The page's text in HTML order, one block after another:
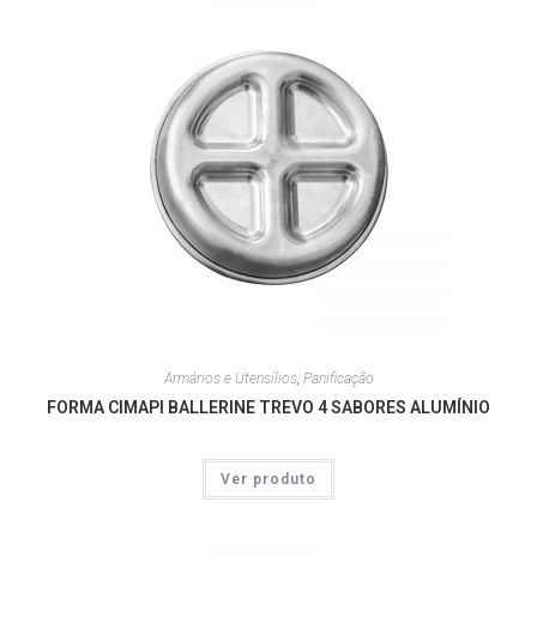
Armários e Utensílios, Panificação
FORMA CIMAPI BALLERINE TREVO 4 SABORES ALUMÍNIO
Ver produto